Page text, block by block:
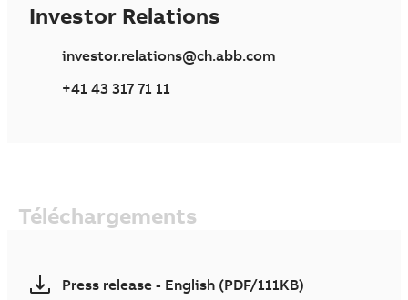
Investor Relations
investor.relations@ch.abb.com
+41 43 317 71 11
Téléchargements
Press release - English (PDF/111KB)